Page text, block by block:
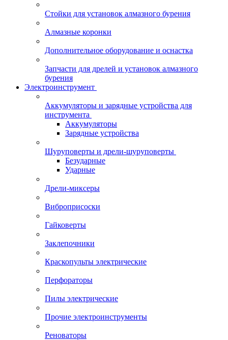
Стойки для установок алмазного бурения
Алмазные коронки
Дополнительное оборудование и оснастка
Запчасти для дрелей и установок алмазного
бурения
Электроинструмент
Аккумуляторы и зарядные устройства для
инструмента
Аккумуляторы
Зарядные устройства
Шуруповерты и дрели-шуруповерты
Безударные
Ударные
Дрели-миксеры
Виброприсоски
Гайковерты
Заклепочники
Краскопульты электрические
Перфораторы
Пилы электрические
Прочие электроинструменты
Реноваторы